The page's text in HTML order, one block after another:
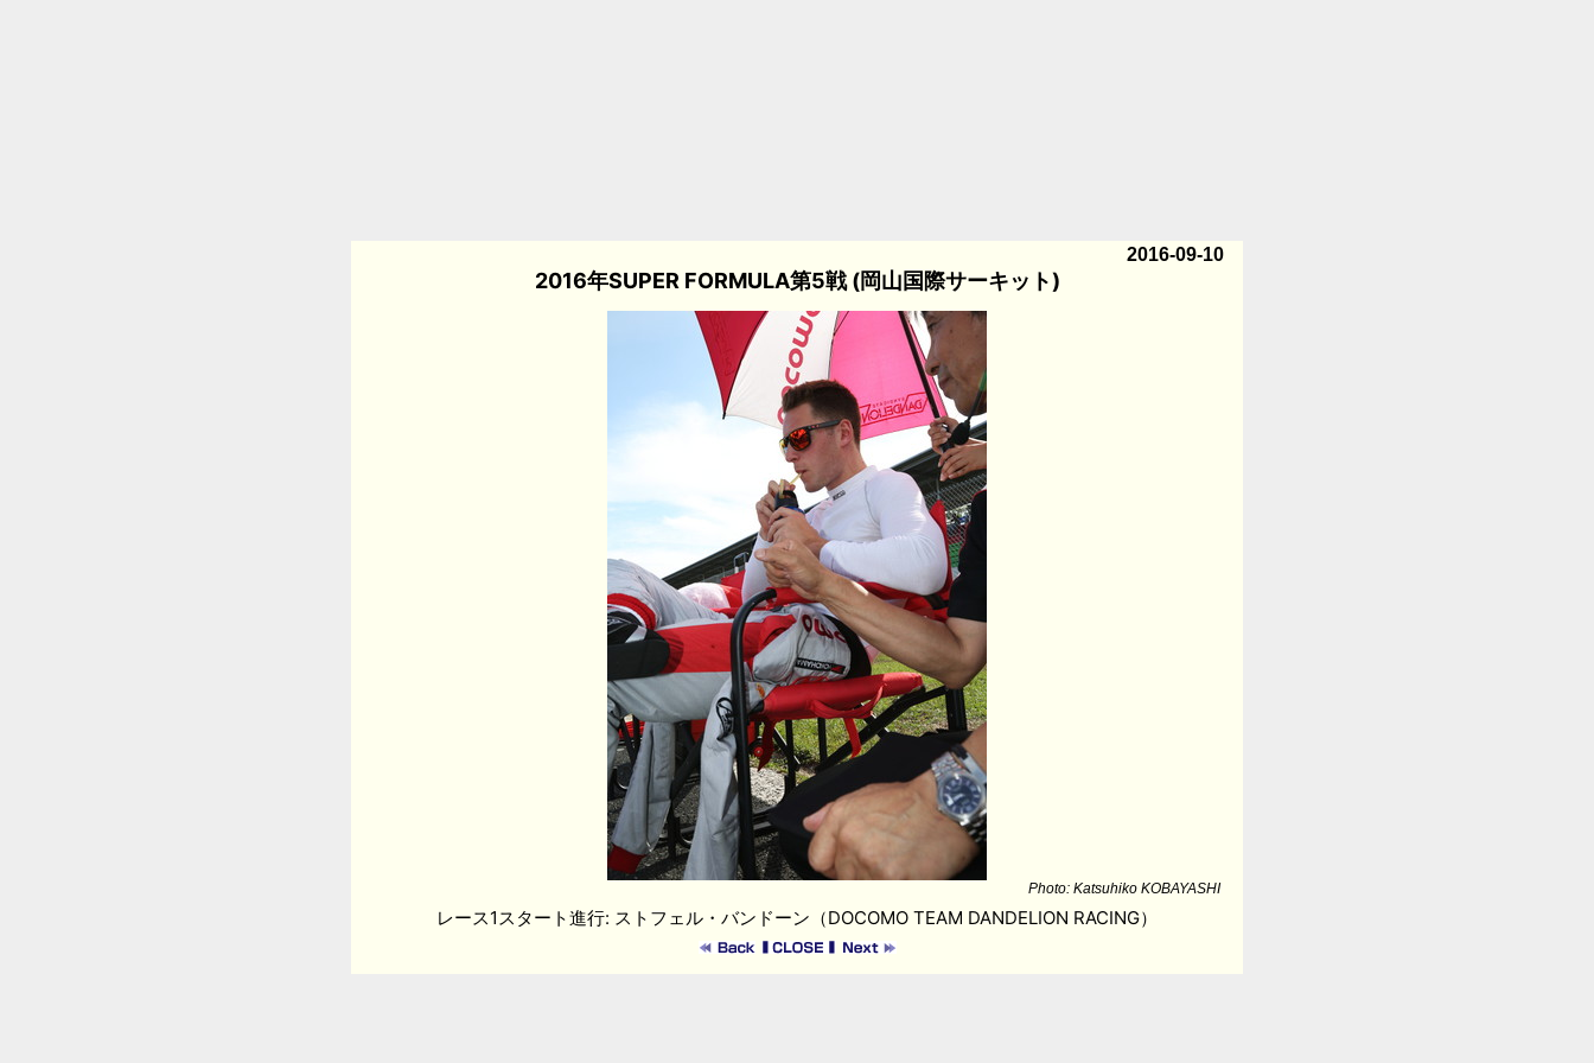
2016-09-10
2016年SUPER FORMULA第5戦 (岡山国際サーキット)
Photo: Katsuhiko KOBAYASHI
レース1スタート進行: ストフェル・バンドーン（DOCOMO TEAM DANDELION RACING）